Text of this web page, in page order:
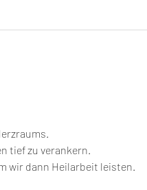
tief zu verankern.
wir dann Heilarbeit leisten.